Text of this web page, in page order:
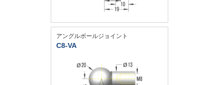
アングルボールジョイント
C8-VA